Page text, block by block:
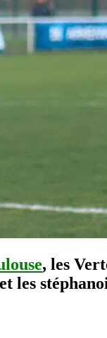
, les
les